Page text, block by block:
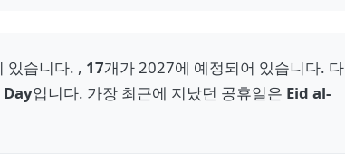
있습니다. , 17개가 2027에 예정되어 있습니다. 다
입니다. 가장 최근에 지났던 공휴일은 Eid al-